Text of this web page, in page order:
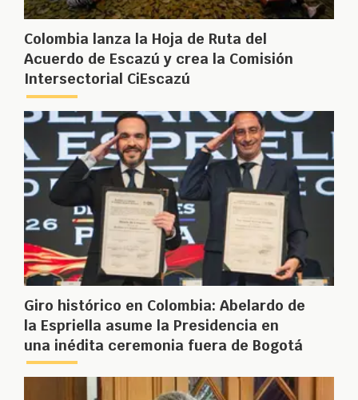
Colombia lanza la Hoja de Ruta del
Acuerdo de Escazú y crea la Comisión
Intersectorial CiEscazú
Giro histórico en Colombia: Abelardo de
la Espriella asume la Presidencia en
una inédita ceremonia fuera de Bogotá